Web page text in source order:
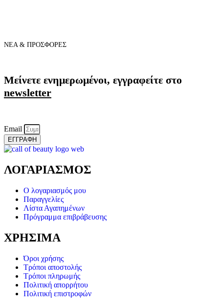
ΝΕΑ & ΠΡΟΣΦΟΡΕΣ
Μείνετε ενημερωμένοι, εγγραφείτε στο
newsletter
Email
ΕΓΓΡΑΦΗ
ΛΟΓΑΡΙΑΣΜΟΣ
Ο λογαριασμός μου
Παραγγελίες
Λίστα Αγαπημένων
Πρόγραμμα επιβράβευσης
ΧΡΗΣΙΜΑ
Όροι χρήσης
Τρόποι αποστολής
Τρόποι πληρωμής
Πολιτική απορρήτου
Πολιτική επιστροφών